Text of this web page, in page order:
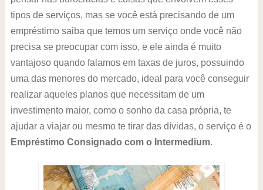
tipos de serviços, mas se você está precisando de um
empréstimo saiba que temos um serviço onde você não
precisa se preocupar com isso, e ele ainda é muito
vantajoso quando falamos em taxas de juros, possuindo
uma das menores do mercado, ideal para você conseguir
realizar aqueles planos que necessitam de um
investimento maior, como o sonho da casa própria, te
ajudar a viajar ou mesmo te tirar das dívidas, o serviço é o
Empréstimo Consignado com o Intermedium.